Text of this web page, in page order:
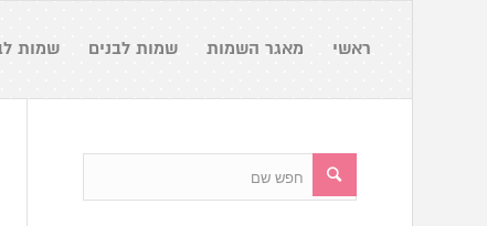
ראשי מאגר השמות שמות לבנים שמות